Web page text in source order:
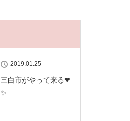
2019.01.25
三白市がやって来る❤
✨